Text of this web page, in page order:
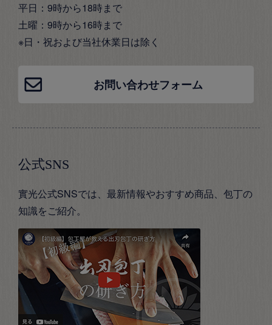
平日：9時から18時まで
土曜：9時から16時まで
※日・祝および当社休業日は除く
お問い合わせフォーム
公式SNS
實光公式SNSでは、最新情報やおすすめ商品、包丁の
知識をご紹介。